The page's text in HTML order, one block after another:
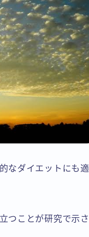
なダイエットにも適
つことが研究で示さ